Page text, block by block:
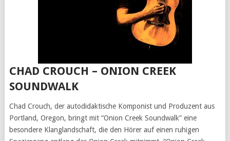
CHAD CROUCH – ONION CREEK
SOUNDWALK
Chad Crouch, der autodidaktische Komponist und Produzent aus
Portland, Oregon, bringt mit “Onion Creek Soundwalk” eine
besondere Klanglandschaft, die den Hörer auf einen ruhigen